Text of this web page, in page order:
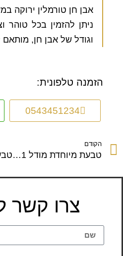
אבן חן טורמלין ירוקה במשקל
ניתן להזמין בכל טוהר
וגודל של אבן חן,
הזמנה טלפונית:
0543451234
הקודם
טבעת מיוחדת מודל 1041
צרו קשר